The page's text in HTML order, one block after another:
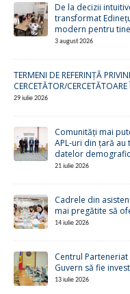
De la decizii
transformat
modern pentru
3 august 2026
TERMENI DE REFERINȚĂ
CERCETĂTOR/
29 iulie 2026
Comunități mai
APL-uri din țară
datelor
21 iulie 2026
Cadrele din
mai pregătite să
14 iulie 2026
Centrul
Guvern să fie
13 iulie 2026